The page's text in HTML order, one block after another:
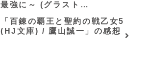
最強に～ (グラスト
「百錬の覇王と聖約の戦乙女5
(HJ文庫) / 鷹山誠一」の感想